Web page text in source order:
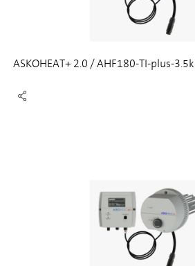
ASKOHEAT+ 2.0 / AHF180-TI-plus-